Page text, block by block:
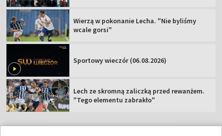
Wierzą w pokonanie Lecha. "Nie byliśmy
wcale gorsi"
Sportowy wieczór (06.08.2026)
Lech ze skromną zaliczką przed rewanżem.
"Tego elementu zabrakło"